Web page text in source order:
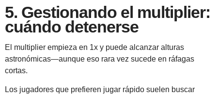
5. Gestionando el multiplier:
cuándo detenerse
El multiplier empieza en 1x y puede alcanzar alturas
astronómicas—aunque eso rara vez sucede en ráfagas
cortas.
Los jugadores que prefieren jugar rápido suelen buscar